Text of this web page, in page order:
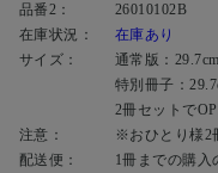
品番2：
26010102B
在庫状況：
在庫あり
サイズ：
通常版：
特別冊子：
2冊セットで
注意：
※おひとり様2
配送便：
1冊までの購入